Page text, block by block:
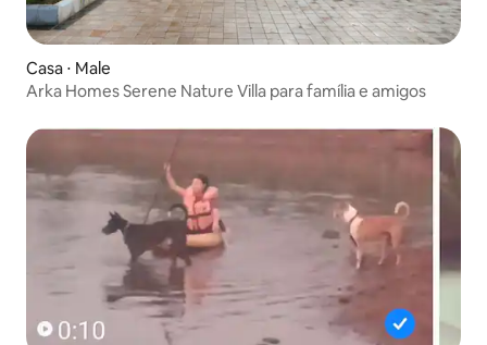
Casa ⋅ Male
Arka Homes Serene Nature Villa para família e amigos